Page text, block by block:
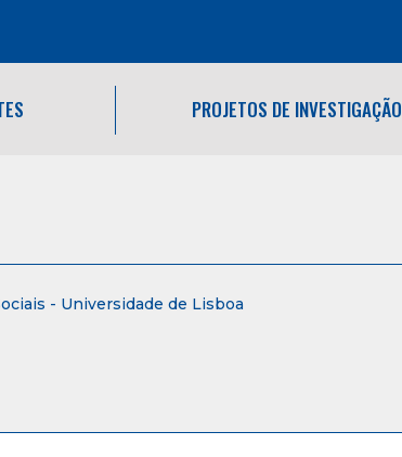
PROJETOS DE INVESTIGAÇÃO
- Universidade de Lisboa